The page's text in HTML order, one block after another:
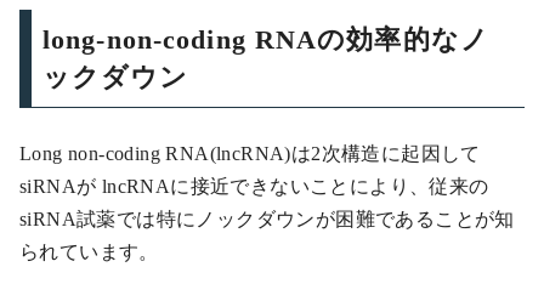
long-non-coding RNAの効率的なノ
ックダウン
Long non-coding RNA(lncRNA)は2次構造に起因して
siRNAが lncRNAに接近できないことにより、従来の
siRNA試薬では特にノックダウンが困難であることが知
られています。